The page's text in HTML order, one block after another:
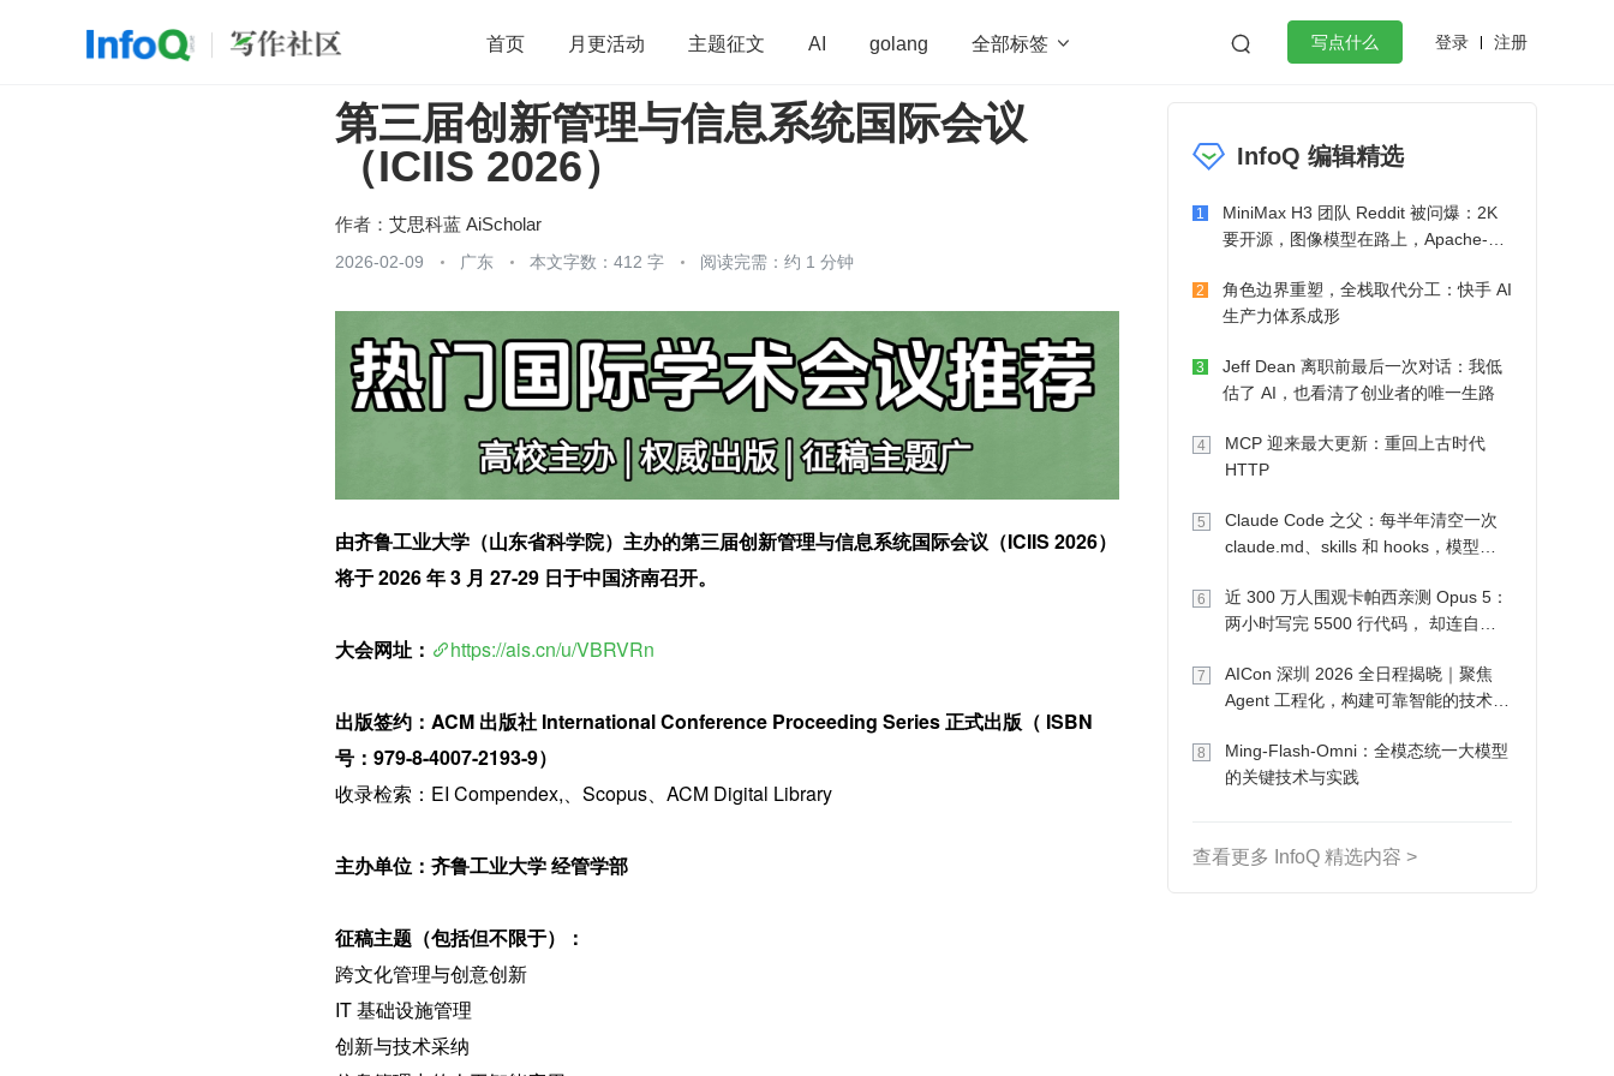
首页 月更活动 主题征文 AI golang 全部标签   写点什么 登录 注册
开源 架构 OpenHarmony 算法 学习方法 Web3.0
团队管理 程序员 微服务架构 flutter
第三届创新管理与信息系统国际会议
（ICIIS 2026）
作者： 艾思科蓝 AiScholar
2026-02-09 广东 本文字数：412 字 阅读完需：约 1 分钟
由齐鲁工业大学（山东省科学院）主办的第三届创新管理与信息系统国际会议（ICIIS 2026）
将于 2026 年 3 月 27-29 日于中国济南召开。
大会网址： https://ais.cn/u/VBRVRn
出版签约：ACM 出版社 International Conference Proceeding Series 正式出版（ ISBN
号：979-8-4007-2193-9）
收录检索：EI Compendex,、Scopus、ACM Digital Library
主办单位：齐鲁工业大学 经管学部
征稿主题（包括但不限于）：
跨文化管理与创意创新
IT 基础设施管理
创新与技术采纳
InfoQ 编辑精选
1
MiniMax H3 团队 Reddit 被问爆：2K
要开源，图像模型在路上，Apache-2.0
2
角色边界重塑，全栈取代分工：快手 AI
生产力体系成形
3
Jeff Dean 离职前最后一次对话：我低
估了 AI，也看清了创业者的唯一生路
4
MCP 迎来最大更新：重回上古时代
HTTP
5
Claude Code 之父：每半年清空一次
claude.md、skills 和 hooks，模型自
6
近 300 万人围观卡帕西亲测 Opus 5：
两小时写完 5500 行代码， 却连自己
7
AICon 深圳 2026 全日程揭晓｜聚焦
Agent 工程化，构建可靠智能的技术路
8
Ming-Flash-Omni：全模态统一大模型
的关键技术与实践
查看更多 InfoQ 精选内容 >